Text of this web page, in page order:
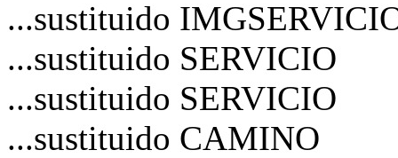
...sustituido
...sustituido SERVICIO
...sustituido SERVICIO
...sustituido CAMINO